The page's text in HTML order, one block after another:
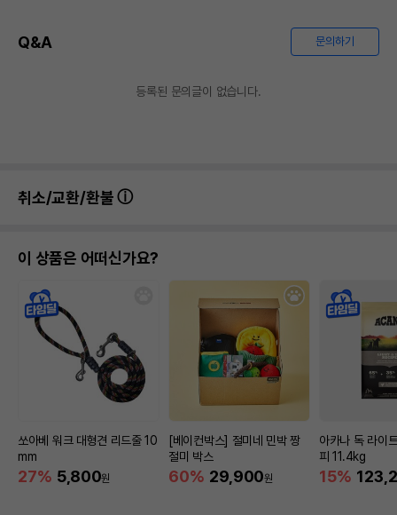
Q&A 문의하기
등록된 문의글이 없습니다.
취소/교환/환불
이 상품은 어떠신가요?
쏘아베 워크 대형견 리드줄 10
mm
27% 5,800원
[베이컨박스] 절미네 민박 짱
절미 박스
60% 29,900원
아카나 독 라이
피 11.4kg
15%